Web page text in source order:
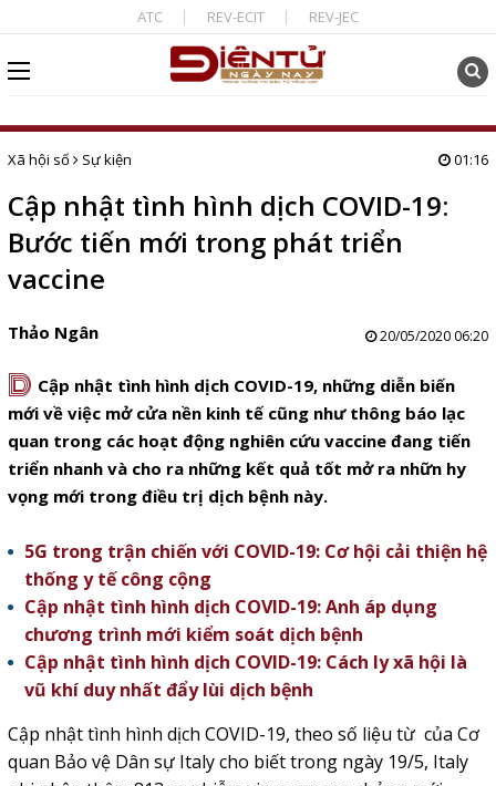
ATC REV-ECIT REV-JEC
Xã hội số Sự kiện 01:16
Cập nhật tình hình dịch COVID-19:
Bước tiến mới trong phát triển
vaccine
Thảo Ngân 20/05/2020 06:20
D Cập nhật tình hình dịch COVID-19, những diễn biến
mới về việc mở cửa nền kinh tế cũng như thông báo lạc
quan trong các hoạt động nghiên cứu vaccine đang tiến
triển nhanh và cho ra những kết quả tốt mở ra nhữn hy
vọng mới trong điều trị dịch bệnh này.
5G trong trận chiến với COVID-19: Cơ hội cải thiện hệ
thống y tế công cộng
Cập nhật tình hình dịch COVID-19: Anh áp dụng
chương trình mới kiểm soát dịch bệnh
Cập nhật tình hình dịch COVID-19: Cách ly xã hội là
vũ khí duy nhất đẩy lùi dịch bệnh
Cập nhật tình hình dịch COVID-19, theo số liệu từ của Cơ
quan Bảo vệ Dân sự Italy cho biết trong ngày 19/5, Italy